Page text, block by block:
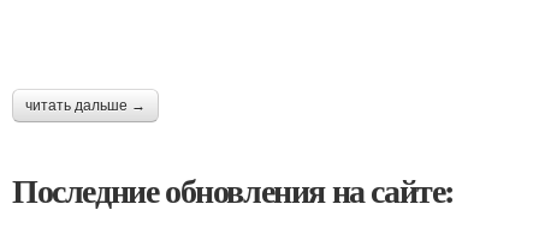
читать дальше →
Последние обновления на сайте: